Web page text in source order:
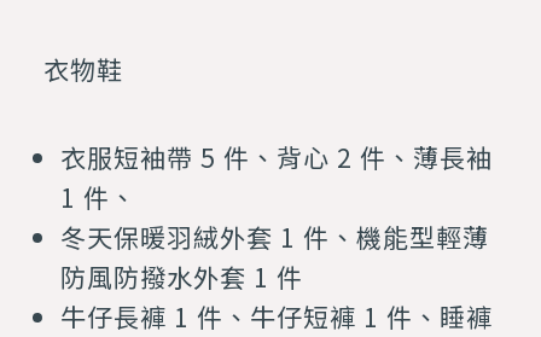
衣物鞋
衣服短袖帶 5 件、背心 2 件、薄長袖
1 件、
冬天保暖羽絨外套 1 件、機能型輕薄
防風防撥水外套 1 件
牛仔長褲 1 件、牛仔短褲 1 件、睡褲